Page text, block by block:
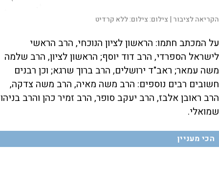
הקריאה לציבור | צילום:צילום: ללא קרדיט
על המכתב חתמו: הראשון לציון הנוכחי, הרב הראשי
לישראל הספרדי, הרב דוד יוסף; הראשון לציון, הרב שלמה
משה עמאר; ראב"ד ירושלים, הרב ברוך שרגא; וכן רבנים
חשובים רבים נוספים: הרב משה מאיה, הרב משה צדקה,
הרב ראובן אלבז, הרב יעקב סופר, הרב זמיר כהן והרב בניהו
שמואלי.
הכי מעניין